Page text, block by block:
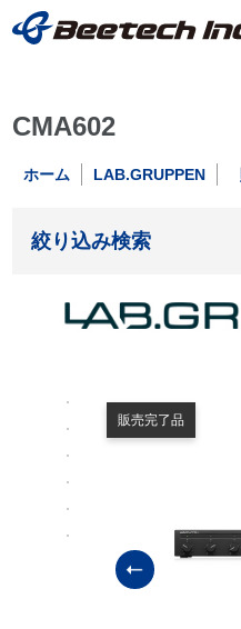
CMA602
ホーム LAB.GRUPPEN
絞り込み検索
販売完了品